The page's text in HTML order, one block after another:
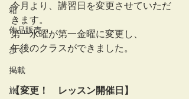
箱
作品販売
歩く
掲載
旅
今月より、講習日を変更させていただ
きます。
第一水曜が第一金曜に変更し、
午後のクラスができました。
【変更！　レッスン開催日】